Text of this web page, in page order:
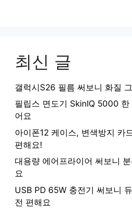
최신 글
갤럭시S26 필름 써보니 화질
필립스 면도기 SkinIQ 5000 한
어요
아이폰12 케이스, 변색방지 카
편해요!
대용량 에어프라이어 써보니
요
USB PD 65W 충전기 써보니
전 편해요